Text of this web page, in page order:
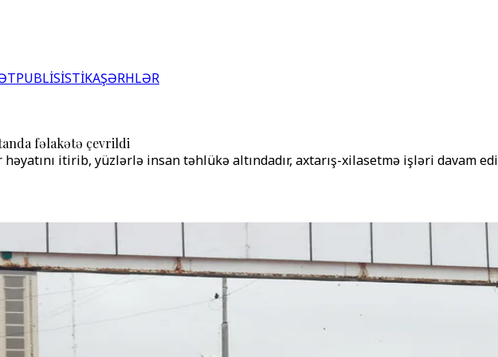
PUBLİSİSTİKAŞƏRHLƏR
fəlakətə çevrildi
itirib, yüzlərlə insan təhlükə altındadır, axtarış-xilasetmə işləri davam